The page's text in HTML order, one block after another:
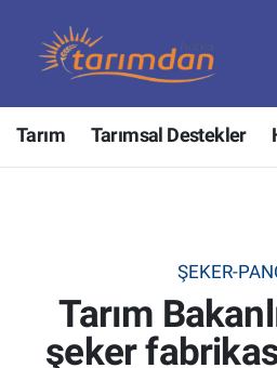
Tarım Tarımsal Destekler
ŞEKER-
Tarım
şeker
Tarım
Hayvancılık
Tarımsal Destekler
Tarım Bakanlığı
Nöbetçi Eczaneler
Hava Durumu
Tüm Manşetler
Son Dakika Haberleri